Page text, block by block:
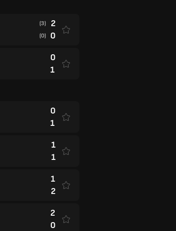
(3) 2
(0) 0
0
1
0
1
1
1
1
2
2
0